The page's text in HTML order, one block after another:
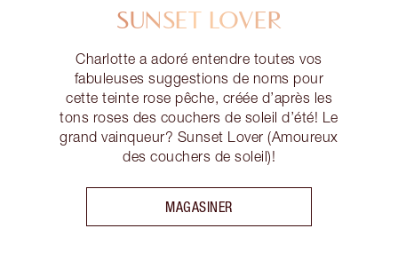
SUNSET LOVER
Charlotte a adoré entendre toutes vos
fabuleuses suggestions de noms pour
cette teinte rose pêche, créée d’après les
tons roses des couchers de soleil d’été! Le
grand vainqueur? Sunset Lover (Amoureux
des couchers de soleil)!
MAGASINER